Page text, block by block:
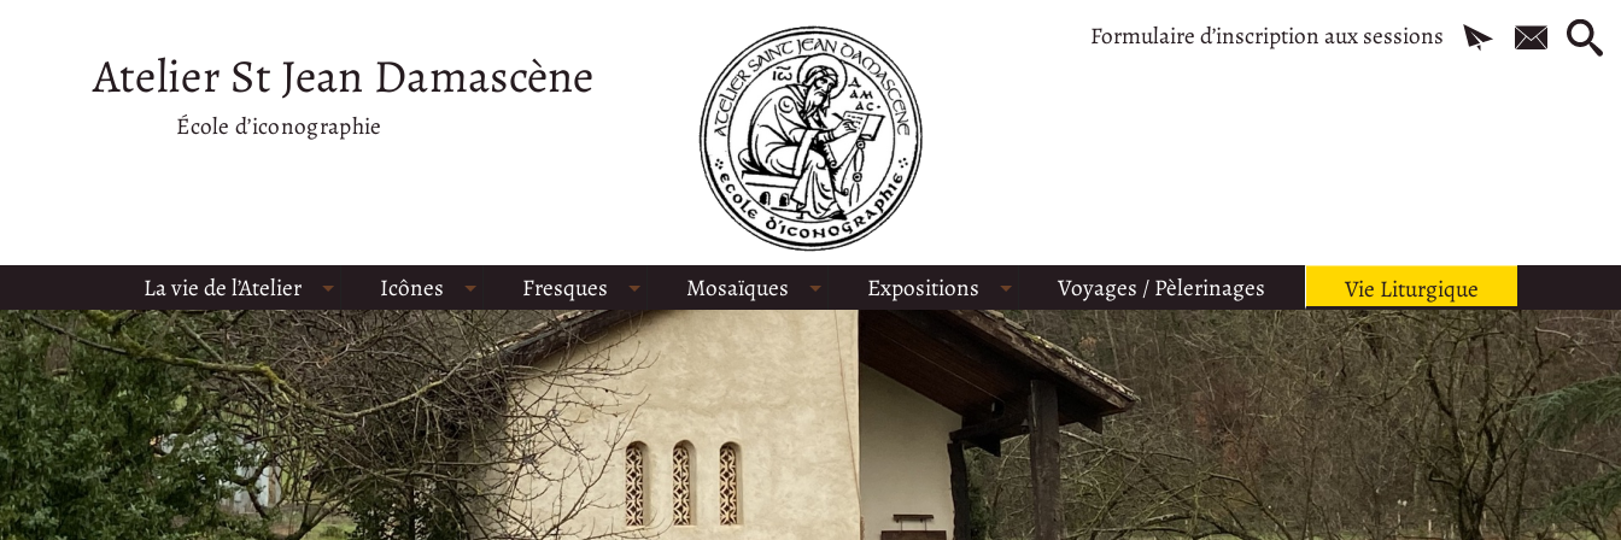
Formulaire d’inscription aux sessions
Atelier St Jean Damascène
École d’iconographie
La vie de l’Atelier Icônes Fresques Mosaïques Expositions Voyages / Pèlerinages Vie Liturgique